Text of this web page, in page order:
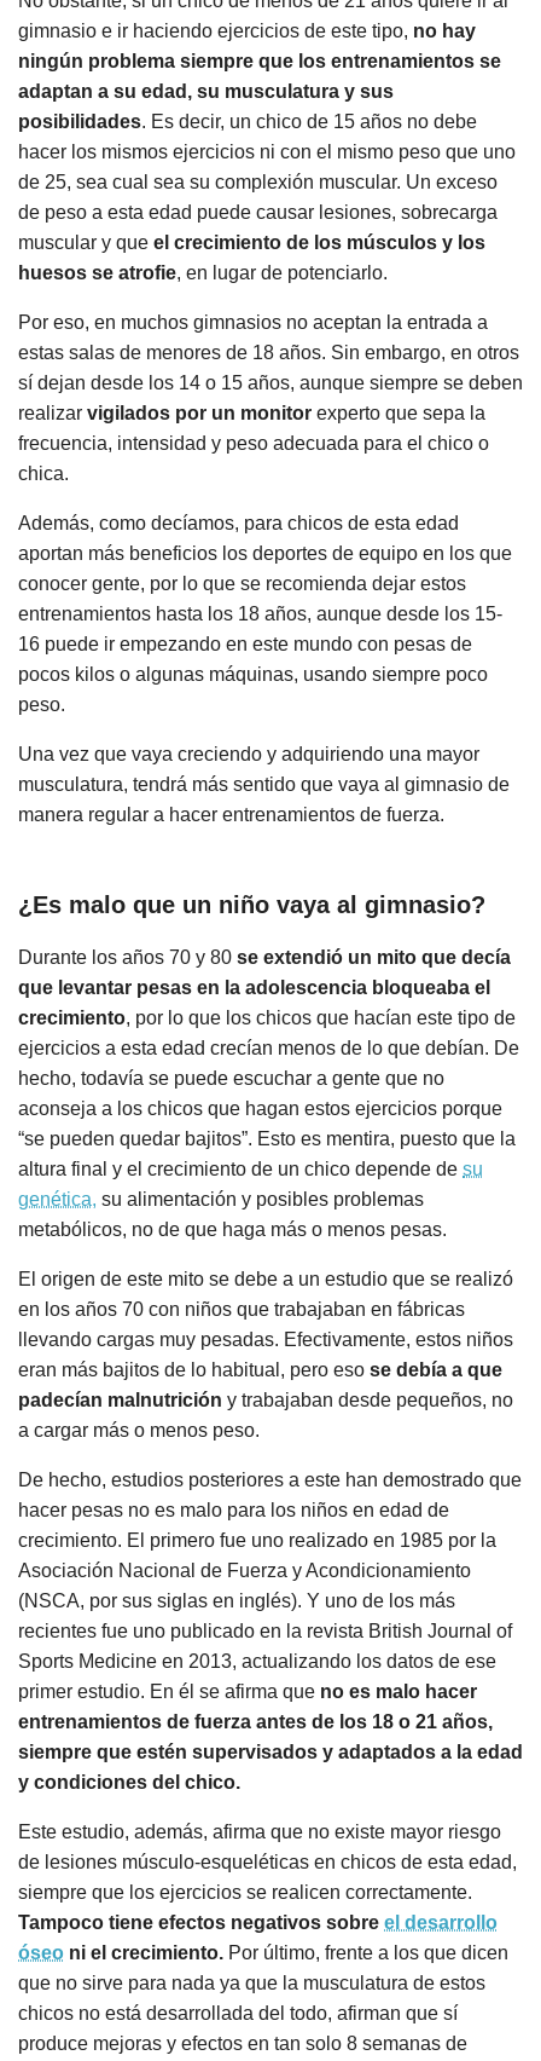
gimnasio e ir haciendo ejercicios de este tipo, no hay
ningún problema siempre que los entrenamientos se
adaptan a su edad, su musculatura y sus
posibilidades. Es decir, un chico de 15 años no debe
hacer los mismos ejercicios ni con el mismo peso que uno
de 25, sea cual sea su complexión muscular. Un exceso
de peso a esta edad puede causar lesiones, sobrecarga
muscular y que el crecimiento de los músculos y los
huesos se atrofie, en lugar de potenciarlo.
Por eso, en muchos gimnasios no aceptan la entrada a
estas salas de menores de 18 años. Sin embargo, en otros
sí dejan desde los 14 o 15 años, aunque siempre se deben
realizar vigilados por un monitor experto que sepa la
frecuencia, intensidad y peso adecuada para el chico o
chica.
Además, como decíamos, para chicos de esta edad
aportan más beneficios los deportes de equipo en los que
conocer gente, por lo que se recomienda dejar estos
entrenamientos hasta los 18 años, aunque desde los 15-
16 puede ir empezando en este mundo con pesas de
pocos kilos o algunas máquinas, usando siempre poco
peso.
Una vez que vaya creciendo y adquiriendo una mayor
musculatura, tendrá más sentido que vaya al gimnasio de
manera regular a hacer entrenamientos de fuerza.
¿Es malo que un niño vaya al gimnasio?
Durante los años 70 y 80 se extendió un mito que decía
que levantar pesas en la adolescencia bloqueaba el
crecimiento, por lo que los chicos que hacían este tipo de
ejercicios a esta edad crecían menos de lo que debían. De
hecho, todavía se puede escuchar a gente que no
aconseja a los chicos que hagan estos ejercicios porque
“se pueden quedar bajitos”. Esto es mentira, puesto que la
altura final y el crecimiento de un chico depende de su
genética, su alimentación y posibles problemas
metabólicos, no de que haga más o menos pesas.
El origen de este mito se debe a un estudio que se realizó
en los años 70 con niños que trabajaban en fábricas
llevando cargas muy pesadas. Efectivamente, estos niños
eran más bajitos de lo habitual, pero eso se debía a que
padecían malnutrición y trabajaban desde pequeños, no
a cargar más o menos peso.
De hecho, estudios posteriores a este han demostrado que
hacer pesas no es malo para los niños en edad de
crecimiento. El primero fue uno realizado en 1985 por la
Asociación Nacional de Fuerza y Acondicionamiento
(NSCA, por sus siglas en inglés). Y uno de los más
recientes fue uno publicado en la revista British Journal of
Sports Medicine en 2013, actualizando los datos de ese
primer estudio. En él se afirma que no es malo hacer
entrenamientos de fuerza antes de los 18 o 21 años,
siempre que estén supervisados y adaptados a la edad
y condiciones del chico.
Este estudio, además, afirma que no existe mayor riesgo
de lesiones músculo-esqueléticas en chicos de esta edad,
siempre que los ejercicios se realicen correctamente.
Tampoco tiene efectos negativos sobre el desarrollo
óseo ni el crecimiento. Por último, frente a los que dicen
que no sirve para nada ya que la musculatura de estos
chicos no está desarrollada del todo, afirman que sí
produce mejoras y efectos en tan solo 8 semanas de